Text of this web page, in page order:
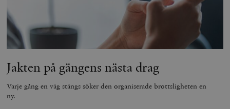
Jakten på gängens nästa drag
Varje gång en väg stängs söker den organiserade brottsligheten en
ny.